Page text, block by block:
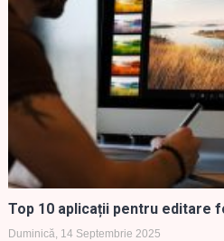
Top 10 aplicații pentru editare
Duminică, 14 Septembrie 2025